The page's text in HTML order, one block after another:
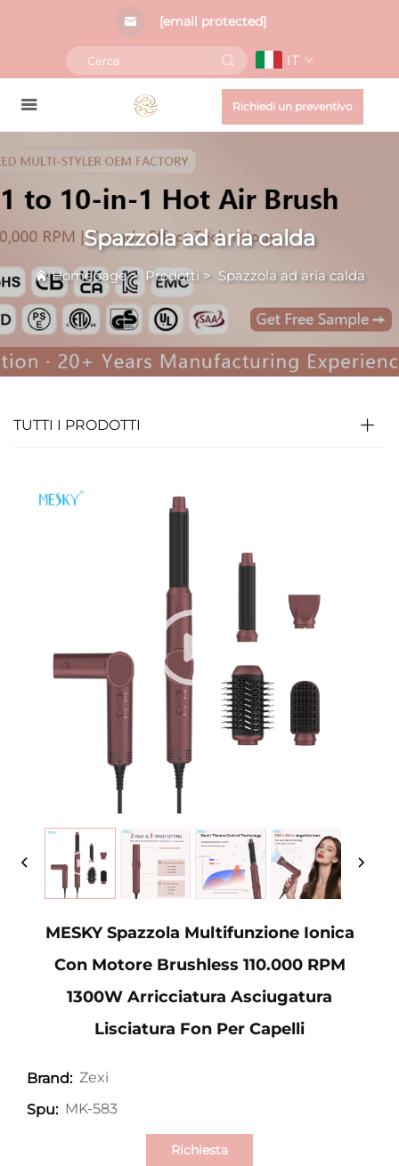
[email protected]
IT
Richiedi un preventivo
Spazzola ad aria calda
Homepage> Prodotti > Spazzola ad aria calda
TUTTI I PRODOTTI
MESKY Spazzola Multifunzione Ionica
Con Motore Brushless 110.000 RPM
1300W Arricciatura Asciugatura
Lisciatura Fon Per Capelli
Brand: Zexi
Spu: MK-583
Richiesta